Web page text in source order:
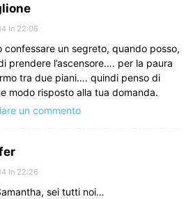
In 22:06
confessare un segreto, quando posso,
prendere l’ascensore…. per la paura
tra due piani…. quindi penso di
modo risposto alla tua domanda.
un commento
In 22:26
sei tutti noi…